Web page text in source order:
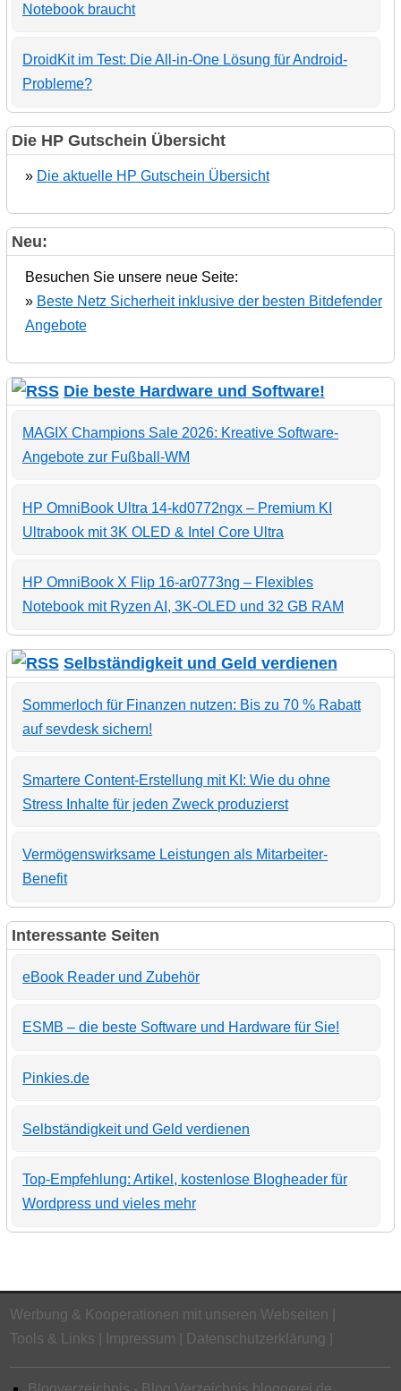
Notebook braucht
DroidKit im Test: Die All-in-One Lösung für Android-
Probleme?
Die HP Gutschein Übersicht
» Die aktuelle HP Gutschein Übersicht
Neu:
Besuchen Sie unsere neue Seite:
» Beste Netz Sicherheit inklusive der besten Bitdefender
Angebote
Die beste Hardware und Software!
MAGIX Champions Sale 2026: Kreative Software-
Angebote zur Fußball-WM
HP OmniBook Ultra 14-kd0772ngx – Premium KI
Ultrabook mit 3K OLED & Intel Core Ultra
HP OmniBook X Flip 16-ar0773ng – Flexibles
Notebook mit Ryzen AI, 3K-OLED und 32 GB RAM
Selbständigkeit und Geld verdienen
Sommerloch für Finanzen nutzen: Bis zu 70 % Rabatt
auf sevdesk sichern!
Smartere Content-Erstellung mit KI: Wie du ohne
Stress Inhalte für jeden Zweck produzierst
Vermögenswirksame Leistungen als Mitarbeiter-
Benefit
Interessante Seiten
eBook Reader und Zubehör
ESMB – die beste Software und Hardware für Sie!
Pinkies.de
Selbständigkeit und Geld verdienen
Top-Empfehlung: Artikel, kostenlose Blogheader für
Wordpress und vieles mehr
Werbung & Kooperationen mit unseren Webseiten
Tools & Links
Impressum Datenschutzerklärung